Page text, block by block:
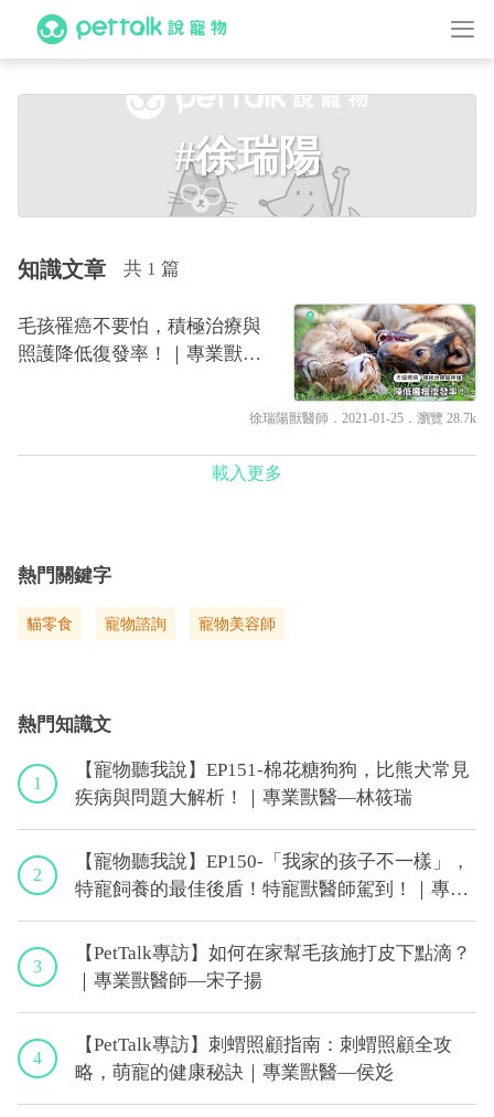
#徐瑞陽
知識文章 共 1 篇
毛孩罹癌不要怕，積極治療與
照護降低復發率！｜專業獸醫
徐瑞陽獸醫師 ．2021-01-25． 瀏覽 28.7k
載入更多
熱門關鍵字
貓零食 寵物諮詢 寵物美容師
熱門知識文
1
【寵物聽我說】EP151-棉花糖狗狗，比熊犬常見
疾病與問題大解析！｜專業獸醫—林筱瑞
2
【寵物聽我說】EP150-「我家的孩子不一樣」，
特寵飼養的最佳後盾！特寵獸醫師駕到！｜專業
獸醫—侯彣
3
【PetTalk專訪】如何在家幫毛孩施打皮下點滴？
｜專業獸醫師—宋子揚
4
【PetTalk專訪】刺蝟照顧指南：刺蝟照顧全攻
略，萌寵的健康秘訣｜專業獸醫—侯彣